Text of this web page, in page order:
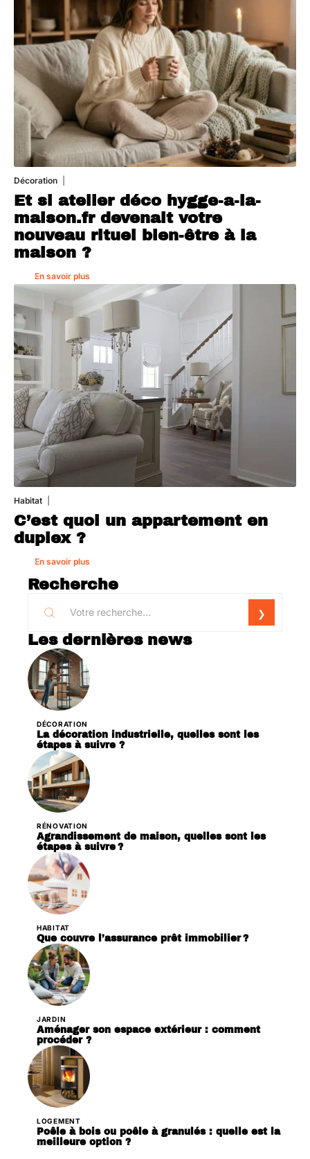
Décoration
Et si atelier déco hygge-a-la-
maison.fr devenait votre
nouveau rituel bien-être à la
maison ?
En savoir plus
Habitat
C’est quoi un appartement en
duplex ?
En savoir plus
Recherche
Les dernières news
DÉCORATION
La décoration industrielle, quelles sont les
étapes à suivre ?
RÉNOVATION
Agrandissement de maison, quelles sont les
étapes à suivre ?
HABITAT
Que couvre l’assurance prêt immobilier ?
JARDIN
Aménager son espace extérieur : comment
procéder ?
LOGEMENT
Poêle à bois ou poêle à granulés : quelle est la
meilleure option ?